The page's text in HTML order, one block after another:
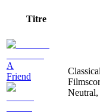
Titre
A
Friend
Neutral,